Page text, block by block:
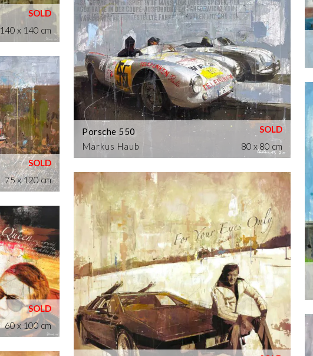
140 x 140 cm
75 x 120 cm
60 x 100 cm
Markus Haub
Porsche 550
80 x 80 cm